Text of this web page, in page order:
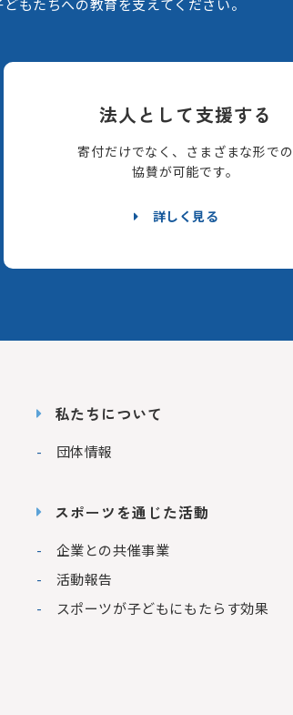
もたちへの教育を支えてください。
法人として支援する
寄付だけでなく、さまざまな形での
協賛が可能です。
詳しく見る
私たちについて
団体情報
スポーツを通じた活動
企業との共催事業
活動報告
スポーツが子どもにもたらす効果